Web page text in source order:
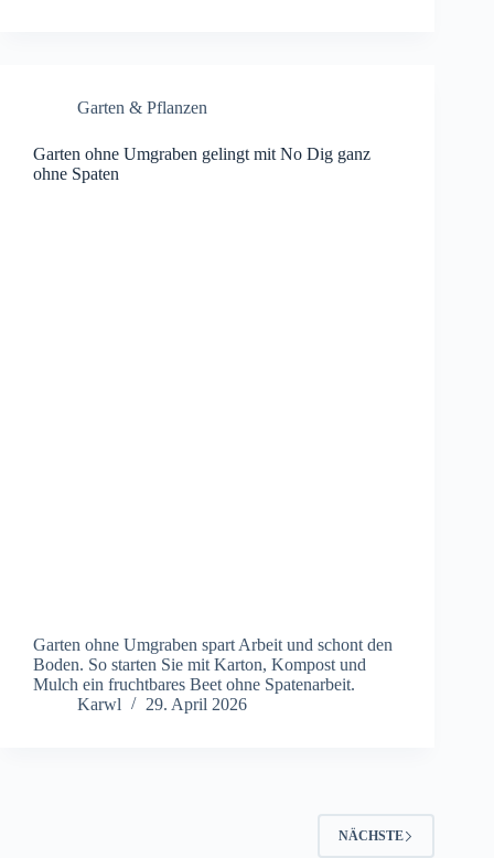
Garten & Pflanzen
Garten ohne Umgraben gelingt mit No Dig ganz
ohne Spaten
Garten ohne Umgraben spart Arbeit und schont den
Boden. So starten Sie mit Karton, Kompost und
Mulch ein fruchtbares Beet ohne Spatenarbeit.
Karwl
29. April 2026
NÄCHSTE